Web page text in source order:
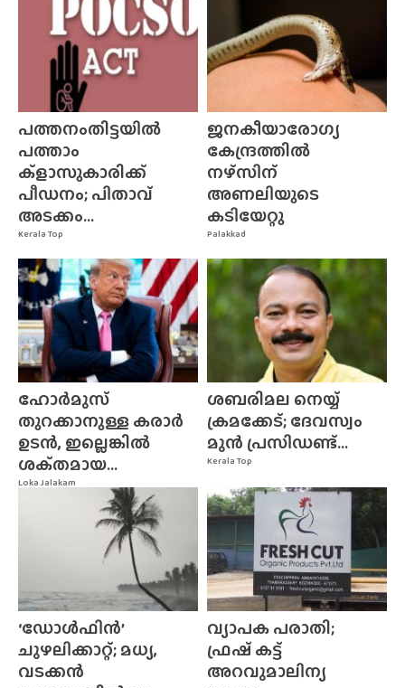
Kerala Top
പത്തനംതിട്ടയിൽ
പത്താം
ക്ളാസുകാരിക്ക്
പീഡനം; പിതാവ്
അടക്കം...
Palakkad
ജനകീയാരോഗ്യ
കേന്ദ്രത്തിൽ
നഴ്‌സിന്‌
അണലിയുടെ
കടിയേറ്റു
Loka Jalakam
ഹോർമുസ്
തുറക്കാനുള്ള കരാർ
ഉടൻ, ഇല്ലെങ്കിൽ
ശക്‌തമായ...
Kerala Top
ശബരിമല നെയ്യ്
ക്രമക്കേട്; ദേവസ്വം
മുൻ പ്രസിഡണ്ട്...
‘ഡോൾഫിൻ’
ചുഴലിക്കാറ്റ്; മധ്യ,
വടക്കൻ
വ്യാപക പരാതി;
ഫ്രഷ് കട്ട്
അറവുമാലിന്യ